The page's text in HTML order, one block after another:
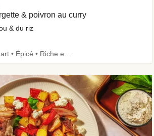
& poivron au curry
& du riz